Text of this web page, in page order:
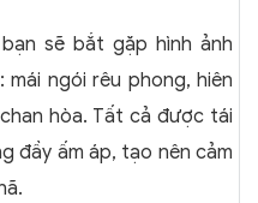
sẽ bắt gặp hình ảnh
ngói rêu phong, hiên
hòa. Tất cả được tái
đầy ấm áp, tạo nên cảm